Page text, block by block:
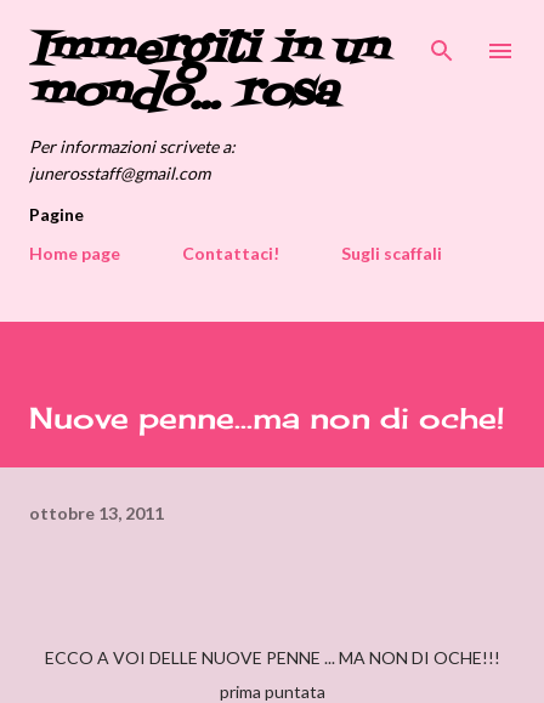
Passa ai contenuti principali
Immergiti in un
mondo... rosa
Per informazioni scrivete a:
junerosstaff@gmail.com
Pagine
Home page
Contattaci! Sugli scaffali
Nuove penne...ma non di oche!
ottobre 13, 2011
ECCO A VOI DELLE NUOVE PENNE ... MA NON DI OCHE!!!
prima puntata